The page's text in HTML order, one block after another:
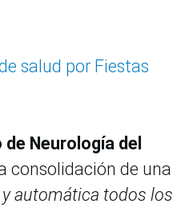
salud por Fiestas
Neurología del
consolidación de una
automática todos los